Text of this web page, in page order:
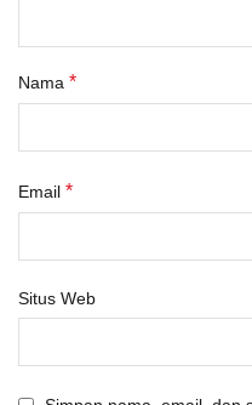
Nama *
Email *
Situs Web